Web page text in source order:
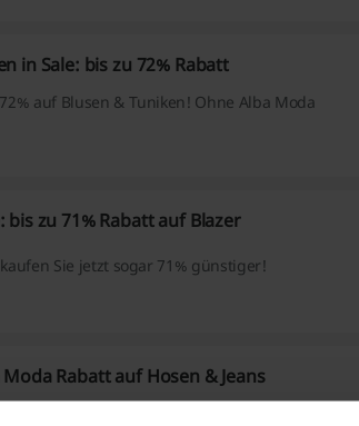
in Sale: bis zu 72% Rabatt
auf Blusen & Tuniken! Ohne Alba Moda
bis zu 71% Rabatt auf Blazer
Sie jetzt sogar 71% günstiger!
Moda Rabatt auf Hosen & Jeans